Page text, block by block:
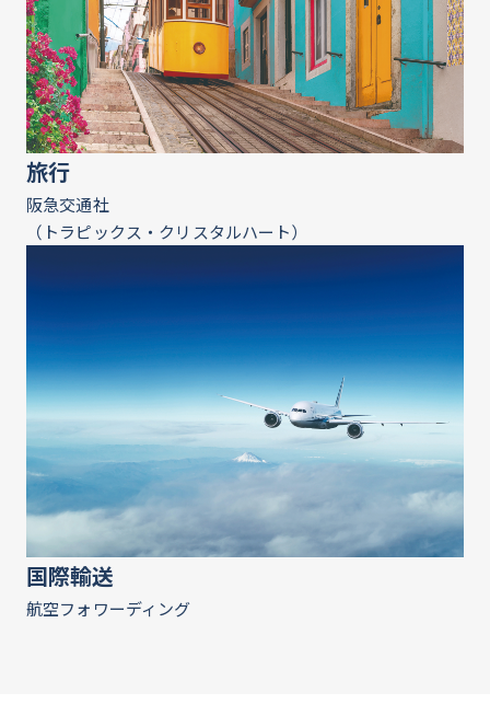
旅行
阪急交通社
（トラピックス・クリスタルハート）
国際輸送
航空フォワーディング